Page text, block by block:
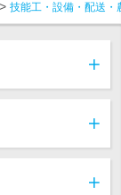
技能工・設備・配送・